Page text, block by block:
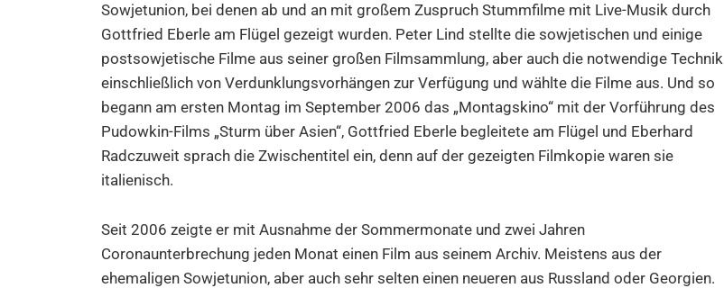
Sowjetunion, bei denen ab und an mit großem Zuspruch Stummfilme mit Live-Musik durch
Gottfried Eberle am Flügel gezeigt wurden. Peter Lind stellte die sowjetischen und einige
postsowjetische Filme aus seiner großen Filmsammlung, aber auch die notwendige Technik
einschließlich von Verdunklungsvorhängen zur Verfügung und wählte die Filme aus. Und so
begann am ersten Montag im September 2006 das „Montagskino“ mit der Vorführung des
Pudowkin-Films „Sturm über Asien“, Gottfried Eberle begleitete am Flügel und Eberhard
Radczuweit sprach die Zwischentitel ein, denn auf der gezeigten Filmkopie waren sie
italienisch.
Seit 2006 zeigte er mit Ausnahme der Sommermonate und zwei Jahren
Coronaunterbrechung jeden Monat einen Film aus seinem Archiv. Meistens aus der
ehemaligen Sowjetunion, aber auch sehr selten einen neueren aus Russland oder Georgien.